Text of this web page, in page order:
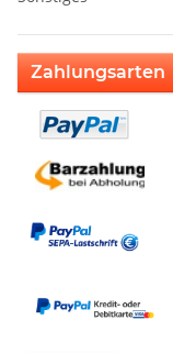
Zahlungsarten